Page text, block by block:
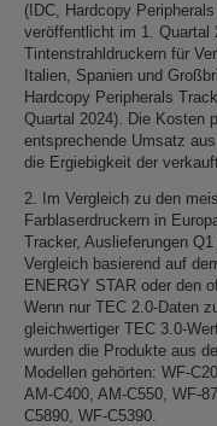
(IDC, Hardcopy
veröffentlicht im 1. Quartal
Tintenstrahldruckern für
Italien, Spanien und
Hardcopy Peripherals
Quartal 2024). Die Kosten
entsprechende Umsatz
die Ergiebigkeit der
2. Im Vergleich zu den
Farblaserdruckern in
Tracker, Auslieferungen
Vergleich basierend auf
ENERGY STAR oder den
Wenn nur TEC 2.0-Daten
gleichwertiger TEC 3.0-
wurden die Produkte aus
Modellen gehörten: WF-
AM-C400, AM-C550, WF-
C5890, WF-C5390.